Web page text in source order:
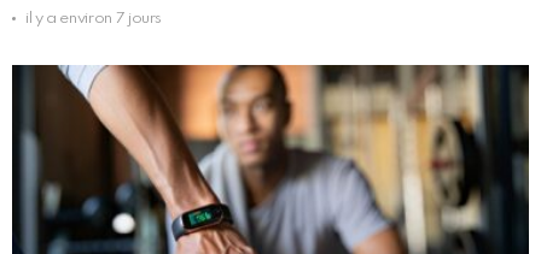
il y a environ 7 jours